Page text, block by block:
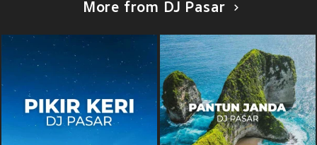
More from DJ Pasar